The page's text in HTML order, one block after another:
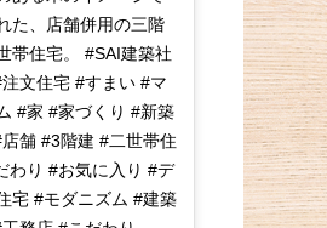
た、店舗併用の三階
帯住宅。 #SAI建築社
文住宅 #すまい #マ
#家 #家づくり #新築
舗 #3階建 #二世帯住
わり #お気に入り #デ
宅 #モダニズム #建築